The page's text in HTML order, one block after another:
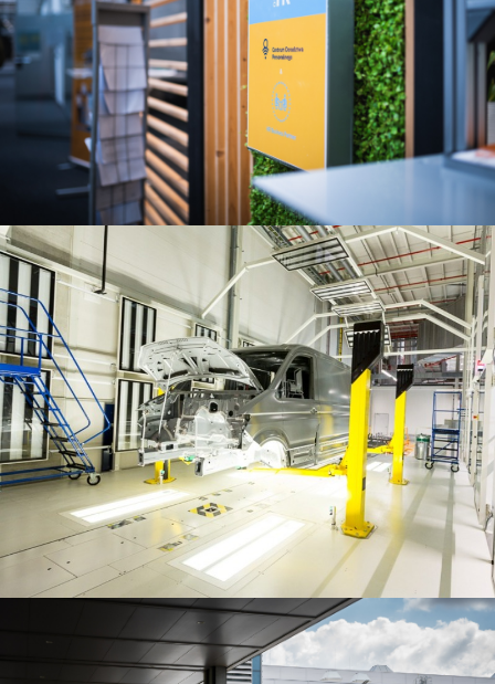
Nasze zakłady
Zakład Caddy w Antoninku
Zakład Crafter Września
Odlewnia na Wildzie
Zakład w Swarzędzu
Zwiedzanie Zakładu